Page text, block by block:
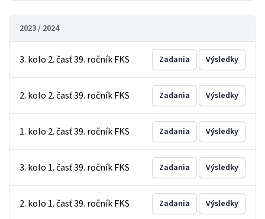
2023 / 2024
3. kolo 2. časť 39. ročník FKS Zadania Výsledky
2. kolo 2. časť 39. ročník FKS Zadania Výsledky
1. kolo 2. časť 39. ročník FKS Zadania Výsledky
3. kolo 1. časť 39. ročník FKS Zadania Výsledky
2. kolo 1. časť 39. ročník FKS Zadania Výsledky